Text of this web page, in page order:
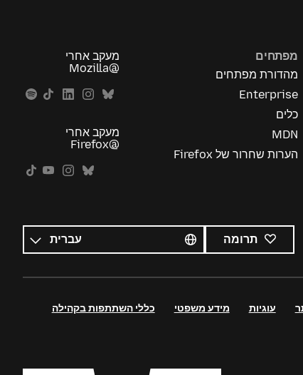
מפתחים
מהדורת מפתחים
Enterprise
כלים
MDN
הערות שחרור של Firefox
מעקב אחרי
@Mozilla
מעקב אחרי
@Firefox
תרומה
השפות
שפה
עוגיות מידע משפטי
כללי השתתפות בקהילה